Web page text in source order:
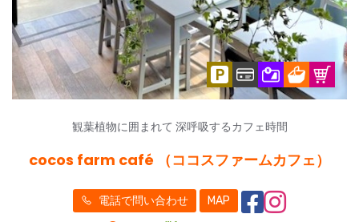
観葉植物に囲まれて 深呼吸するカフェ時間
cocos farm café （ココスファームカフェ）
電話で問い合わせ MAP